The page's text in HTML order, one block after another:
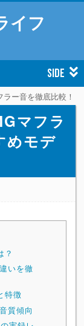
イフ
SIDE
ラー音を徹底比較！
マフラ
めモデ
？
いを徹
特徴
質傾向